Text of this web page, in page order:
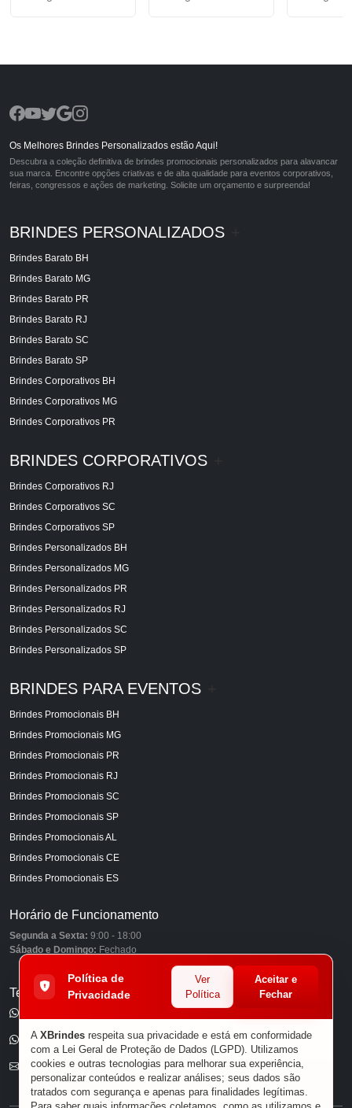
Os Melhores Brindes Personalizados estão Aqui!
Descubra a coleção definitiva de brindes promocionais personalizados para alavancar
sua marca. Encontre opções criativas e de alta qualidade para eventos corporativos,
feiras, congressos e ações de marketing. Solicite um orçamento e surpreenda!
BRINDES PERSONALIZADOS
Brindes Barato BH
Brindes Barato MG
Brindes Barato PR
Brindes Barato RJ
Brindes Barato SC
Brindes Barato SP
Brindes Corporativos BH
Brindes Corporativos MG
Brindes Corporativos PR
BRINDES CORPORATIVOS
Brindes Corporativos RJ
Brindes Corporativos SC
Brindes Corporativos SP
Brindes Personalizados BH
Brindes Personalizados MG
Brindes Personalizados PR
Brindes Personalizados RJ
Brindes Personalizados SC
Brindes Personalizados SP
BRINDES PARA EVENTOS
Brindes Promocionais BH
Brindes Promocionais MG
Brindes Promocionais PR
Brindes Promocionais RJ
Brindes Promocionais SC
Brindes Promocionais SP
Brindes Promocionais AL
Brindes Promocionais CE
Brindes Promocionais ES
Horário de Funcionamento
Segunda a Sexta: 9:00 - 18:00
Sábado e Domingo: Fechado
Telefones
(11) 96585-7462
E-mail
Política de
Privacidade
Ver
Política
Aceitar e
Fechar
A XBrindes respeita sua privacidade e está em conformidade
com a Lei Geral de Proteção de Dados (LGPD). Utilizamos
cookies e outras tecnologias para melhorar sua experiência,
personalizar conteúdos e realizar análises; seus dados são
tratados com segurança e apenas para finalidades legítimas.